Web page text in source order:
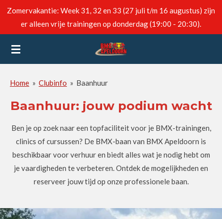
Ga
direct
de
hoofdinhoud
Zomervakantie: Week 31, 32 en 33 (27 juli t/m 16 augustus) zijn
er alleen vrije trainingen op donderdag (19:00 - 20:30).
Home » Clubinfo » Baanhuur
Baanhuur: jouw podium wacht
Ben je op zoek naar een topfaciliteit voor je BMX-trainingen,
clinics of cursussen? De BMX-baan van BMX Apeldoorn is
beschikbaar voor verhuur en biedt alles wat je nodig hebt om
je vaardigheden te verbeteren. Ontdek de mogelijkheden en
reserveer jouw tijd op onze professionele baan.